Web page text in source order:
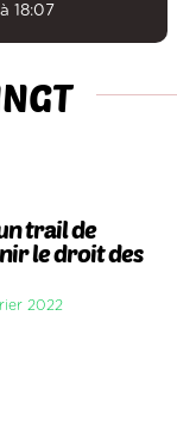
18:07
trail de
le droit des
2022